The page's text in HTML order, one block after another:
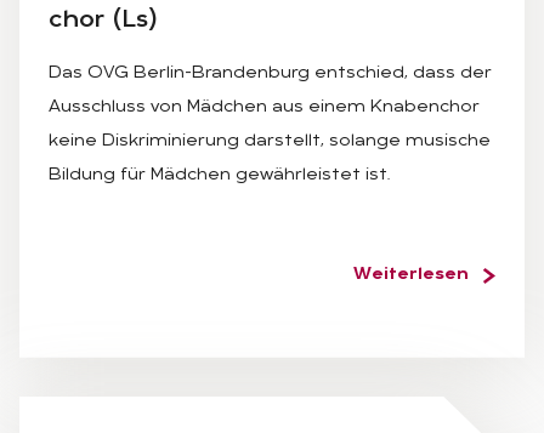
chor (Ls)
Das OVG Berlin-Brandenburg entschied, dass der
Ausschluss von Mädchen aus einem Knabenchor
keine Diskriminierung darstellt, solange musische
Bildung für Mädchen gewährleistet ist.
Weiterlesen